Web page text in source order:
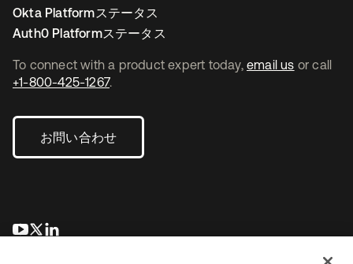
To connect with a product expert today, email us or call
+1-800-425-1267.
お問い合わせ
新しいタブで開く
新しいタブで開く
Okta Platformステータス
Auth0 Platformステータス